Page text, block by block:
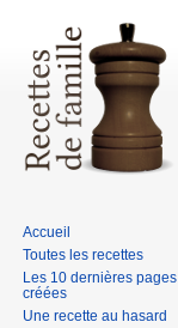
Accueil
Toutes les recettes
Les 10 dernières pages
créées
Une recette au hasard